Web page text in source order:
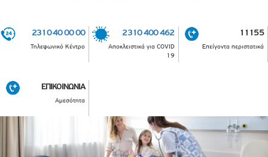
2310 40 00 00
Τηλεφωνικό Κέντρο
2310 400 462
Αποκλειστικά για COVID
19
11155
Επείγοντα περιστατικά
ΕΠΙΚΟΙΝΩΝΙΑ
Αμεσότητα